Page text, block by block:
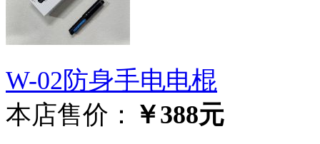
W-02防身手电电棍
本店售价： ￥388元